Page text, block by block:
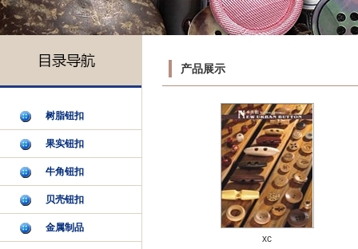
树脂钮扣
果实钮扣
牛角钮扣
贝壳钮扣
金属制品
产品展示
xc